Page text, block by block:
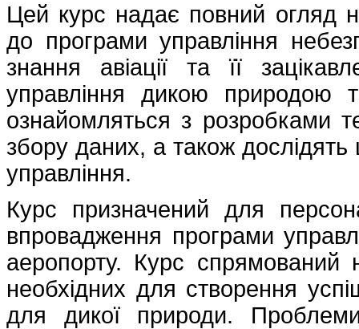
Цей курс надає повний огляд
до програми управління
знання авіації та її
управління дикою природою
ознайомляться з розробками
збору даних, а також дослідять
управління.
Курс призначений для
впровадження програми
аеропорту. Курс спрямований
необхідних для створення
для дикої природи.